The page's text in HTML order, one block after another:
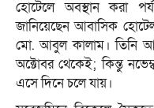
হোটেলে অবস্থান করা
জানিয়েছেন আবাসিক
মো. আবুল কালাম। তিনি
অক্টোবর থেকেই; কিন্তু
এসে দিনে চলে যায়।